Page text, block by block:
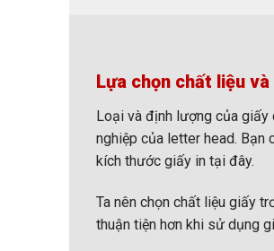
Lựa chọn chất liệu
Loại và định lượng của
nghiệp của letter head. Bạn
kích thước giấy in tại đây.
Ta nên chọn chất liệu giấy
thuận tiện hơn khi sử dụng